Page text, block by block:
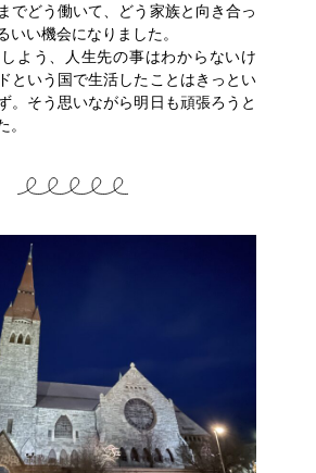
でどう働いて、どう家族と向き合っ
いい機会になりました。
よう、人生先の事はわからないけ
という国で生活したことはきっとい
。そう思いながら明日も頑張ろうと
。